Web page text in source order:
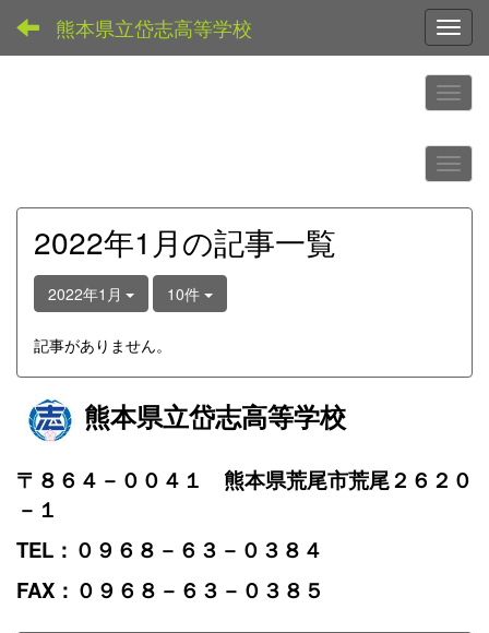
熊本県立岱志高等学校
2022年1月の記事一覧
2022年1月 10件
記事がありません。
熊本県立岱志高等学校
〒８６４－００４１ 熊本県荒尾市荒尾２６２０
－１
TEL：０９６８－６３－０３８４
FAX：０９６８－６３－０３８５